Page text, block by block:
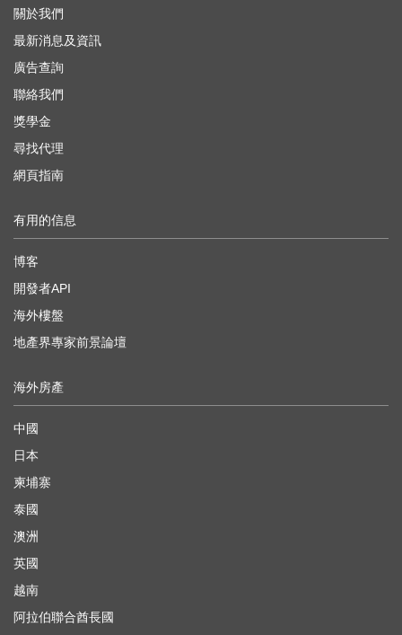
關於我們
最新消息及資訊
廣告查詢
聯絡我們
獎學金
尋找代理
網頁指南
有用的信息
博客
開發者API
海外樓盤
地產界專家前景論壇
海外房產
中國
日本
柬埔寨
泰國
澳洲
英國
越南
阿拉伯聯合酋長國